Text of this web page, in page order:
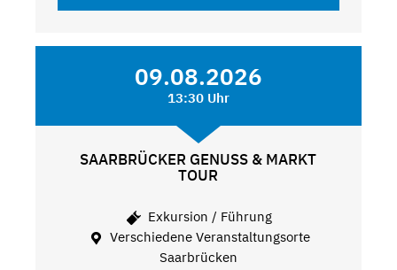
09.08.2026
13:30 Uhr
SAARBRÜCKER GENUSS & MARKT
TOUR
Exkursion / Führung
Verschiedene Veranstaltungsorte
Saarbrücken